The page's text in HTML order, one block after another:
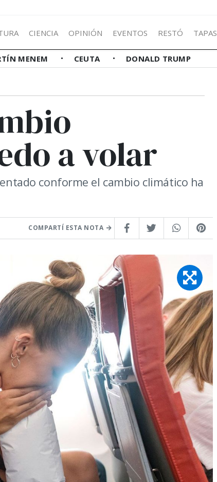
CIENCIA OPINIÓN EVENTOS RESTÓ TAPAS
MENEM CEUTA DONALD TRUMP
a volar
conforme el cambio climático ha
COMPARTÍ ESTA NOTA